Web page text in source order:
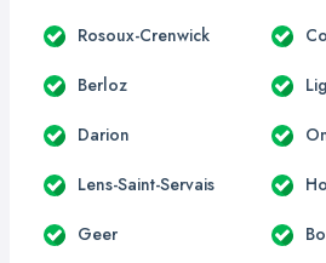
Rosoux-Crenwick
Berloz
Darion
Lens-Saint-Servais
Geer